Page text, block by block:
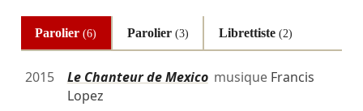
Parolier(6) Parolier (3) Librettiste(2)
2015 Le Chanteur de Mexicomusique Francis
Lopez